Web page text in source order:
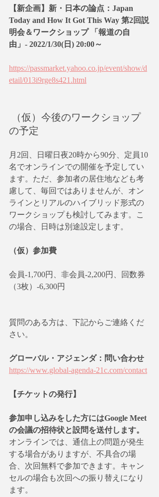
【新企画】新・日本の論点：Japan
Today and How It Got This Way 第2回説
明会＆ワークショップ 「報道の自
由」- 2022/1/30(日) 20:00～
https://passmarket.yahoo.co.jp/event/show/d
etail/013i9rge8s421.html
の予定
月2回、日曜日夜20時から90分、定員10
名でオンラインでの開催を予定してい
ます。ただ、参加者の居住地なども考
慮して、毎回ではありませんが、オン
ラインとリアルのハイブリッド形式の
ワークショップも検討してみます。こ
の場合、日時は別途設定します。
（仮）参加費
会員-1,700円、非会員-2,200円、回数券
（3枚）-6,300円
質問のある方は、下記からご連絡くだ
さい。
グローバル・アジェンダ：問い合わせ
https://www.global-agenda-21c.com/contact
【チケットの発行】
参加申し込みをした方にはGoogle Meet
の会議の招待状と設問を送付します。
オンラインでは、通信上の問題が発生
する場合がありますが、不具合の場
合、次回無料で参加できます。キャン
セルの場合も次回への振り替えになり
ます。